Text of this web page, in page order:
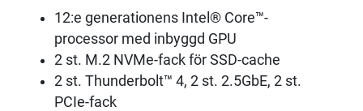
12:e generationens Intel® Core™-
processor med inbyggd GPU
2 st. M.2 NVMe-fack för SSD-cache
2 st. Thunderbolt™ 4, 2 st. 2.5GbE, 2 st.
PCIe-fack